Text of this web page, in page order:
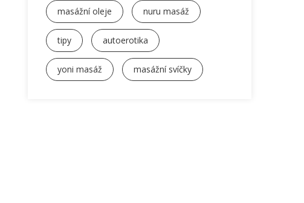
masážní oleje nuru masáž
tipy autoerotika
yoni masáž masážní svíčky